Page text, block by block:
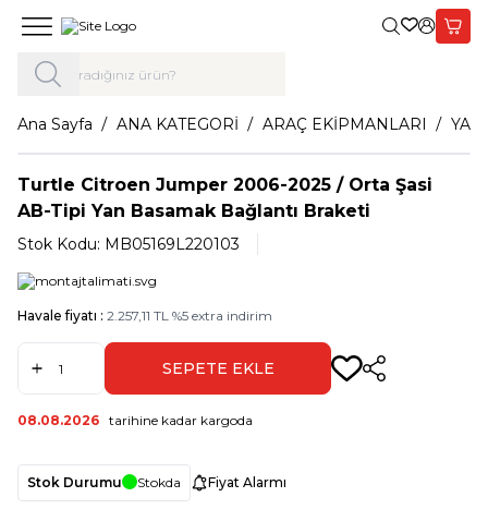
Giriş Yap,
Ana Sayfa ANA KATEGORİ ARAÇ EKİPMANLARI
Turtle Citroen Jumper 2006-2025 / Orta Şasi
AB-Tipi Yan Basamak Bağlantı Braketi
Stok Kodu: MB05169L220103
Havale fiyatı : 2.257,11 TL %5 extra indirim
SEPETE EKLE Paylaş
08.08.2026 tarihine kadar kargoda
Stok Durumu Stokda Fiyat Alarmı